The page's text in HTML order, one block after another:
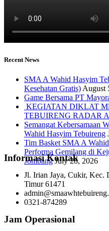
Recent News
SMA A Wahid Hasyim
Kesehatan Gratis) August
Game Bersama PT
KEGIATAN DIKLAT
TEBUIRENG RADAR
Semangat Kebersamaan
Wahid Hasyim Tebuireng
Tim Basket SMA A
Performa Gemilang di
Jombang July 28, 2026
Informasi Kontak
Jl. Irian Jaya, Cukir, Kec.
Timur 61471
0321-874289
Jam Operasional